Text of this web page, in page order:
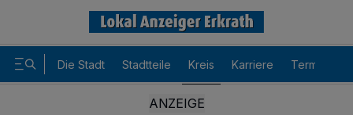
Die Stadt Stadtteile Kreis Karriere Termine